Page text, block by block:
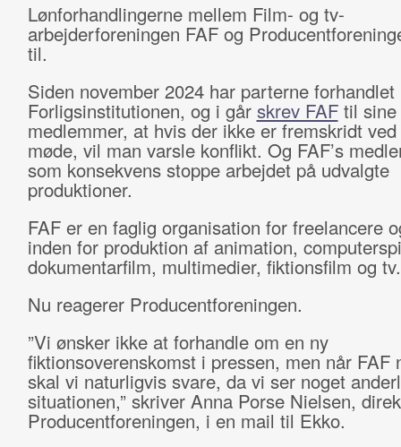
Lønforhandlingerne mellem Film- og tv-
arbejderforeningen FAF og
til.
Siden november 2024 har parterne forhandlet
Forligsinstitutionen, og i går skrev FAFtil sine
medlemmer, at hvis der ikke er fremskridt
møde, vil man varsle konflikt. Og FAF’s
som konsekvens stoppe arbejdet på udvalgte
produktioner.
FAF er en faglig organisation for freelancere
inden for produktion af animation,
dokumentarfilm, multimedier, fiktionsfilm og
Nu reagerer Producentforeningen.
”Vi ønsker ikke at forhandle om en ny
fiktionsoverenskomst i pressen, men når FAF
skal vi naturligvis svare, da vi ser noget
situationen,” skriver Anna Porse Nielsen,
Producentforeningen, i en mail til Ekko.